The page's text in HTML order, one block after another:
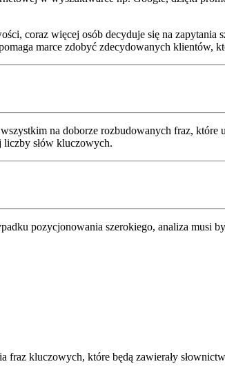
coraz więcej osób decyduje się na
marce zdobyć zdecydowanych klientów,
na doborze rozbudowanych fraz,
liczby słów kluczowych.
pozycjonowania szerokiego, analiza musi
kluczowych, które będą zawierały